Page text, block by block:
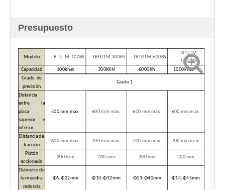
Presupuesto
Modelo TBTUTM-100BS TBTUTM-300BS TBTUTM-600BS
TBTUTM-
1000BS
Capacidad
100knet 300KKN 6000KN
1000knet
Grado de
precisión
Grado 1
Distancia
entre la
placa
superior e
inferior
500 mm máx. 600 mm máx. 600 mm máx. 600 mm máx.
Distancia de
tracción
600 mm máx. 700 mm máx. 700 mm máx. 700 mm máx.
Pistón
accionado
200 mm 200 mm 200 mm 200 mm
Diámetro de
la muestra
redonda
Φ6-Φ22mm Φ10-Φ32mm Φ13-Φ40mm Φ14-Φ45mm